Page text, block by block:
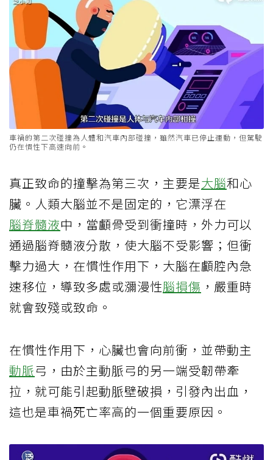
車禍的第二次碰撞為人體和汽車內部碰撞，雖然汽車已停止運動，但駕駛
仍在慣性下高速向前。
真正致命的撞擊為第三次，主要是大腦和心
臟。人類大腦並不是固定的，它漂浮在
腦脊髓液中，當顱骨受到衝撞時，外力可以
通過腦脊髓液分散，使大腦不受影響；但衝
擊力過大，在慣性作用下，大腦在顱腔內急
速移位，導致多處或瀰漫性腦損傷 ，嚴重時
就會致殘或致命。
在慣性作用下，心臟也會向前衝，並帶動主
動脈弓，由於主動脈弓的另一端受韌帶牽
拉，就可能引起動脈壁破損，引發內出血，
這也是車禍死亡率高的一個重要原因。